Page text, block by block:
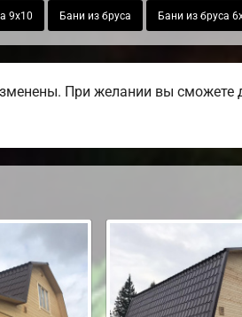
9х10 Бани из бруса Бани из бруса
При желании вы сможете